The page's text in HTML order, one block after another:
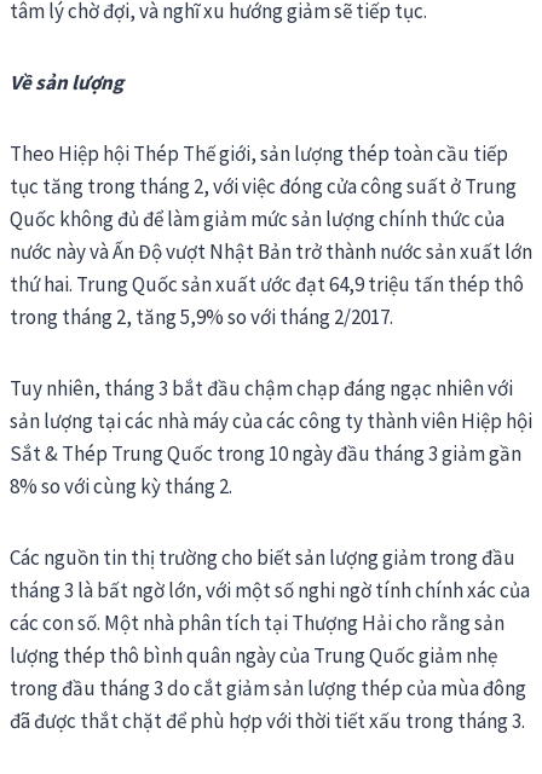
tâm lý chờ đợi, và nghĩ xu hướng giảm sẽ tiếp tục.
Về sản lượng
Theo Hiệp hội Thép Thế giới, sản lượng thép toàn cầu tiếp
tục tăng trong tháng 2, với việc đóng cửa công suất ở Trung
Quốc không đủ để làm giảm mức sản lượng chính thức của
nước này và Ấn Độ vượt Nhật Bản trở thành nước sản xuất lớn
thứ hai. Trung Quốc sản xuất ước đạt 64,9 triệu tấn thép thô
trong tháng 2, tăng 5,9% so với tháng 2/2017.
Tuy nhiên, tháng 3 bắt đầu chậm chạp đáng ngạc nhiên với
sản lượng tại các nhà máy của các công ty thành viên Hiệp hội
Sắt & Thép Trung Quốc trong 10 ngày đầu tháng 3 giảm gần
8% so với cùng kỳ tháng 2.
Các nguồn tin thị trường cho biết sản lượng giảm trong đầu
tháng 3 là bất ngờ lớn, với một số nghi ngờ tính chính xác của
các con số. Một nhà phân tích tại Thượng Hải cho rằng sản
lượng thép thô bình quân ngày của Trung Quốc giảm nhẹ
trong đầu tháng 3 do cắt giảm sản lượng thép của mùa đông
đã được thắt chặt để phù hợp với thời tiết xấu trong tháng 3.